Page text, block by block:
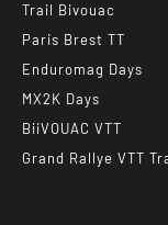
Trail Bivouac
Paris Brest TT
Enduromag Days
MX2K Days
BiiVOUAC VTT
Grand Rallye VTT